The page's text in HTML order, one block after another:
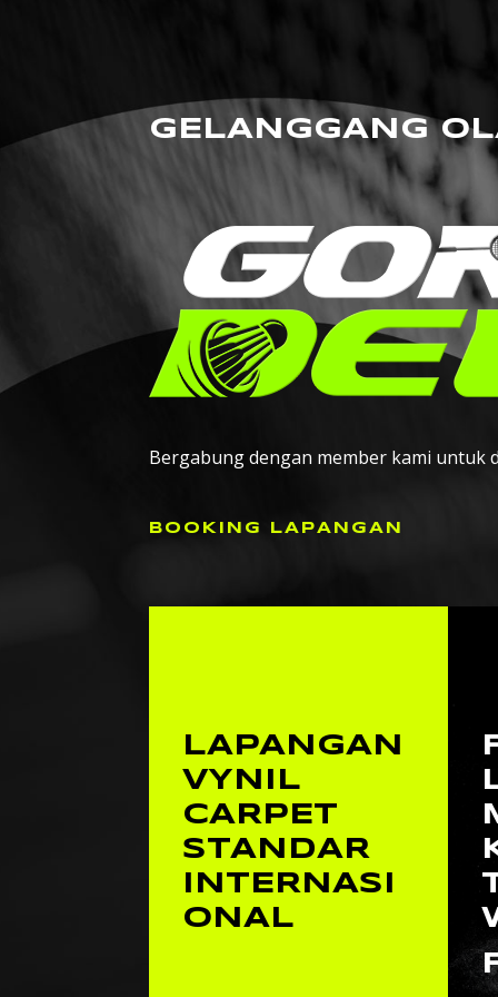
GELANGGANG
Bergabung dengan member kami untuk
BOOKING LAPANGAN
LAPANGAN
VYNIL
CARPET
STANDAR
INTERNASI
ONAL